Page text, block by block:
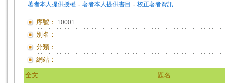
著者本人提供授權 ． 著者本人提供書目 ． 校正著者資訊
序號： 10001
別名：
分類：
網站：
全文 題名